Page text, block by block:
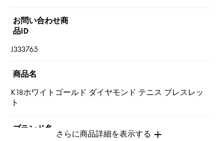
お問い合わせ商
品ID
J333765
商品名
K18ホワイトゴールド ダイヤモンド テニス ブレスレッ
ト
ブランド名